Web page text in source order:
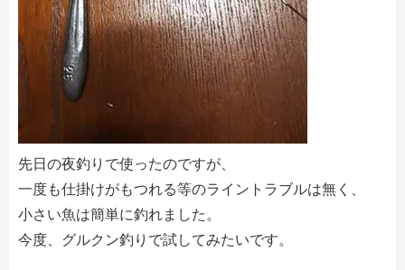
先日の夜釣りで使ったのですが、
一度も仕掛けがもつれる等のライントラブルは無く、
小さい魚は簡単に釣れました。
今度、グルクン釣りで試してみたいです。